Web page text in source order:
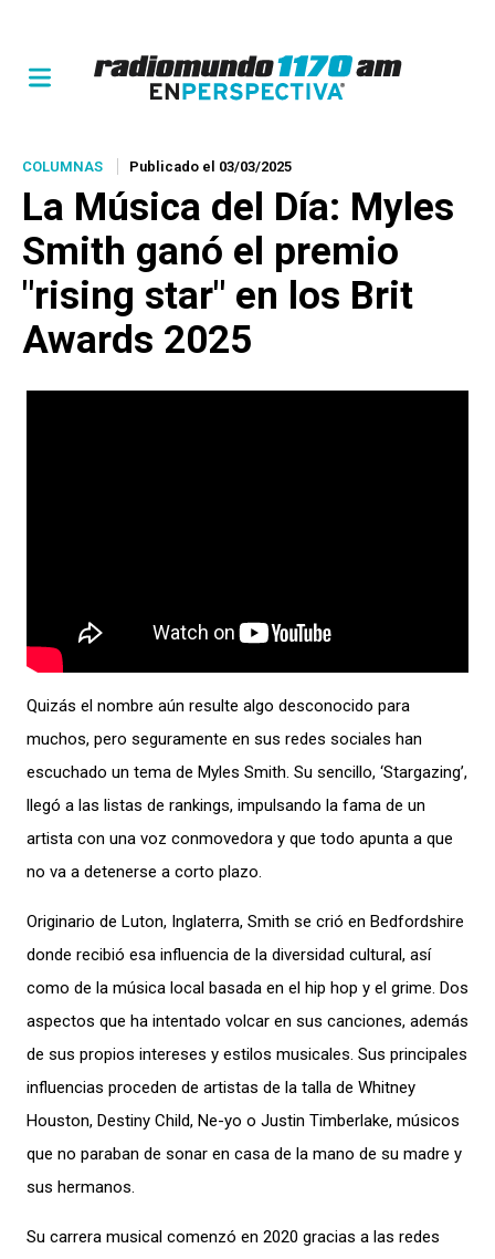
COLUMNAS Publicado el 03/03/2025
La Música del Día: Myles
Smith ganó el premio
"rising star" en los Brit
Awards 2025
Quizás el nombre aún resulte algo desconocido para
muchos, pero seguramente en sus redes sociales han
escuchado un tema de Myles Smith. Su sencillo, ‘Stargazing’,
llegó a las listas de rankings, impulsando la fama de un
artista con una voz conmovedora y que todo apunta a que
no va a detenerse a corto plazo.
Originario de Luton, Inglaterra, Smith se crió en Bedfordshire
donde recibió esa influencia de la diversidad cultural, así
como de la música local basada en el hip hop y el grime. Dos
aspectos que ha intentado volcar en sus canciones, además
de sus propios intereses y estilos musicales. Sus principales
influencias proceden de artistas de la talla de Whitney
Houston, Destiny Child, Ne-yo o Justin Timberlake, músicos
que no paraban de sonar en casa de la mano de su madre y
sus hermanos.
Su carrera musical comenzó en 2020 gracias a las redes